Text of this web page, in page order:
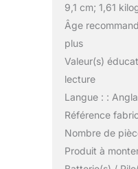
9,1 cm; 1,61
Âge
plus
Valeur(s)
lecture
Langue : :
Référence
Nombre de
Produit à